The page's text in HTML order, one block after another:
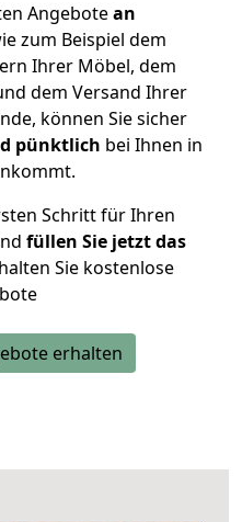
Angebotean
zum Beispiel dem
Ihrer Möbel, dem
dem Versand Ihrer
können Sie sicher
pünktlich bei Ihnen in
Schritt für Ihren
füllen Sie jetzt das
Sie kostenlose
erhalten